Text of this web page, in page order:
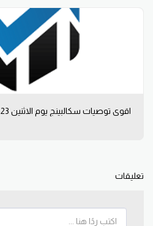
اقوى توصيات سكالبينج يوم الاثنين 23-3-2020
تعليقات